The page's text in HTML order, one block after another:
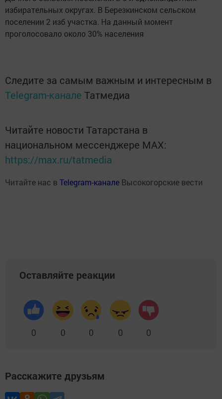
избирательных округах. В Березкинском сельском
поселении 2 изб участка. На данный момент
проголосовало около 30% населения
Следите за самым важным и интересным в
Telegram-канале Татмедиа
Читайте новости Татарстана в
национальном мессенджере MАХ:
https://max.ru/tatmedia
Читайте нас в Telegram-канале Высокогорские вести
Оставляйте реакции
0 0 0 0 0
Расскажите друзьям